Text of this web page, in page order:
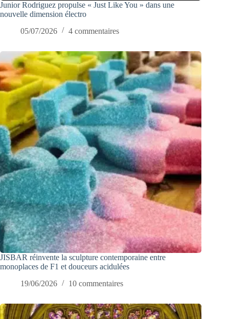
Junior Rodriguez propulse « Just Like You » dans une
nouvelle dimension électro
05/07/2026
4 commentaires
JISBAR réinvente la sculpture contemporaine entre
monoplaces de F1 et douceurs acidulées
19/06/2026
10 commentaires